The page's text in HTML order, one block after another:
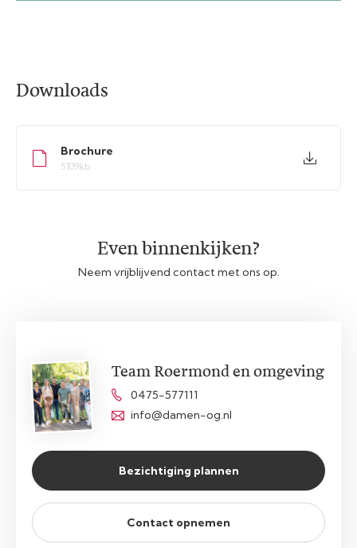
Downloads
Brochure
5109kb
Even binnenkijken?
Neem vrijblijvend contact met ons op.
Team Roermond en omgeving
0475-577111
info@damen-og.nl
Bezichtiging plannen
Contact opnemen